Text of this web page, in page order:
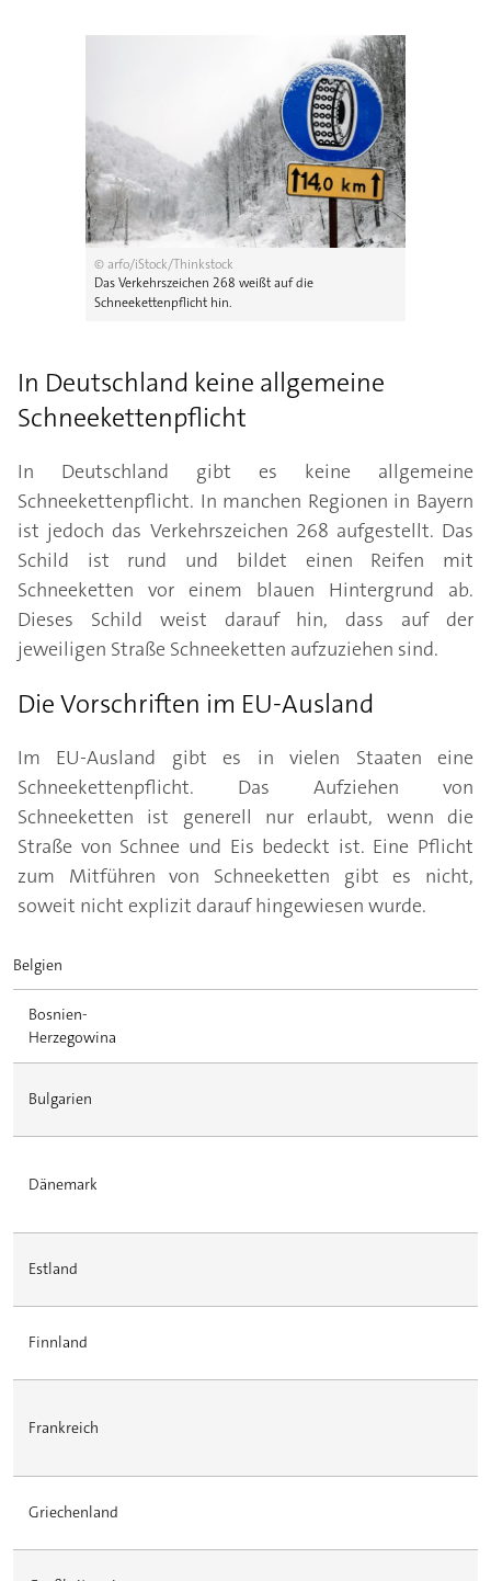
© arfo/iStock/Thinkstock
Das Verkehrszeichen 268 weißt auf die
Schneekettenpflicht hin.
In Deutschland keine allgemeine
Schneekettenpflicht
In Deutschland gibt es keine allgemeine
Schneekettenpflicht. In manchen Regionen in Bayern
ist jedoch das Verkehrszeichen 268 aufgestellt. Das
Schild ist rund und bildet einen Reifen mit
Schneeketten vor einem blauen Hintergrund ab.
Dieses Schild weist darauf hin, dass auf der
jeweiligen Straße Schneeketten aufzuziehen sind.
Die Vorschriften im EU-Ausland
Im EU-Ausland gibt es in vielen Staaten eine
Schneekettenpflicht. Das Aufziehen von
Schneeketten ist generell nur erlaubt, wenn die
Straße von Schnee und Eis bedeckt ist. Eine Pflicht
zum Mitführen von Schneeketten gibt es nicht,
soweit nicht explizit darauf hingewiesen wurde.
Belgien
Bosnien-
Herzegowina
Bulgarien
Dänemark
Estland
Finnland
Frankreich
Griechenland